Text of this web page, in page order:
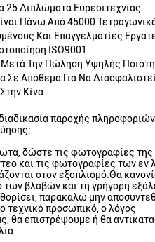
25 Διπλώματα Ευρεσιτεχνίας.
Πάνω Από 45000
Και Επαγγελματίες
ISO9001.
Την Πώληση Υψηλής
Απόθεμα Για Να
Κίνα.
παροχής
δώστε τις φωτογραφίες της
και τις φωτογραφίες των εν
στον εξοπλισμό.Θα
των βλαβών και τη γρήγορη
παρακαλώ μην
τεχνικό προσωπικό, ο λόγος
θα επιστρέψουμε ή θα